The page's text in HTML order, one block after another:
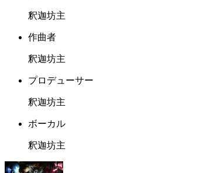
釈迦坊主
作曲者
釈迦坊主
プロデューサー
釈迦坊主
ボーカル
釈迦坊主